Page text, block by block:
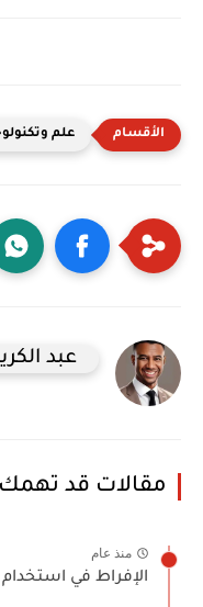
علم
عبد
مقالات قد تهمك
منذ عام
الإفراط في استخدام